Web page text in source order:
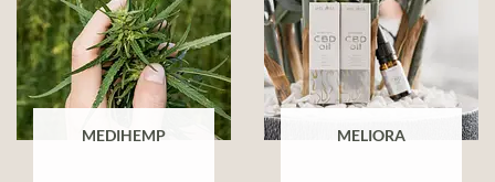
MEDIHEMP MELIORA